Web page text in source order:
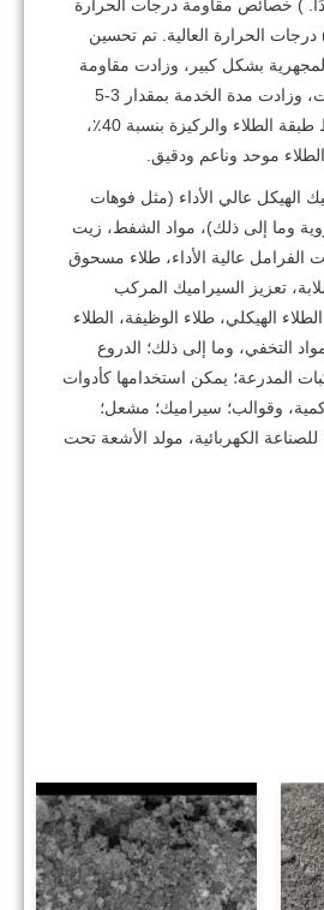
) خصائص مقاومة درجات الحرارة
درجات الحرارة العالية. تم تحسين
بشكل كبير، وزادت مقاومة
التآكل بمقدار 2-3 مرات، وزادت مدة الخدمة بمقدار 3-5
مرات، وزادت قوة ربط طبقة الطلاء والركيزة بنسبة 40٪،
موحد وناعم ودقيق.
الهيكل عالي الأداء (مثل فوهات
وما إلى ذلك)، مواد الشفط، زيت
الفرامل عالية الأداء، طلاء مسحوق
تعزيز السيراميك المركب
الهيكلي، طلاء الوظيفة، الطلاء
التخفي، وما إلى ذلك؛ الدروع
المدرعة؛ يمكن استخدامها كأدوات
وقوالب؛ سيراميك؛ مشعل؛
الكهربائية، مولد الأشعة تحت